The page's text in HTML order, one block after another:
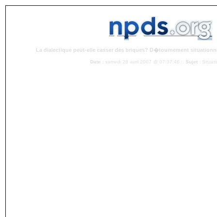
La dialectique peut-elle casser des briques? D�tournement
Date : samedi 28 avril 2007 @ 07:37:46 :: Sujet :